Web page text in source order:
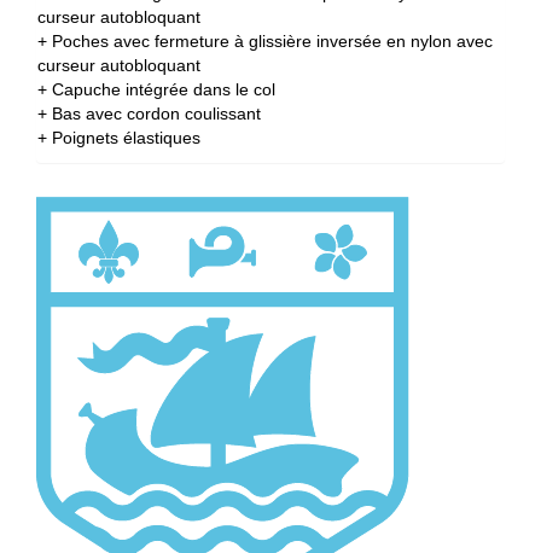
curseur autobloquant
+ Poches avec fermeture à glissière inversée en nylon avec
curseur autobloquant
+ Capuche intégrée dans le col
+ Bas avec cordon coulissant
+ Poignets élastiques